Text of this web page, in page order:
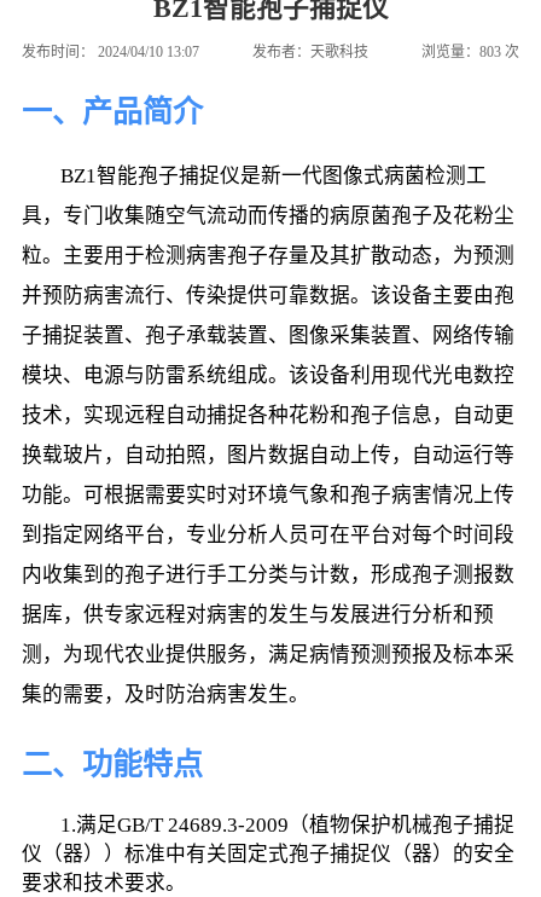
BZ1智能孢子捕捉仪
发布时间： 2024/04/10 13:07 发布者： 天歌科技 浏览量：803 次
一、产品简介
具，专门收集随空气流动而传播的病原菌孢子及花粉尘
粒。主要用于检测病害孢子存量及其扩散动态，为预测
并预防病害流行、传染提供可靠数据。该设备主要由孢
子捕捉装置、孢子承载装置、图像采集装置、网络传输
模块、电源与防雷系统组成。该设备利用现代光电数控
技术，实现远程自动捕捉各种花粉和孢子信息，自动更
换载玻片，自动拍照，图片数据自动上传，自动运行等
功能。可根据需要实时对环境气象和孢子病害情况上传
到指定网络平台，专业分析人员可在平台对每个时间段
内收集到的孢子进行手工分类与计数，形成孢子测报数
据库，供专家远程对病害的发生与发展进行分析和预
测，为现代农业提供服务，满足病情预测预报及标本采
集的需要，及时防治病害发生。
二、功能特点
仪（器））标准中有关固定式孢子捕捉仪（器）的安全
要求和技术要求。